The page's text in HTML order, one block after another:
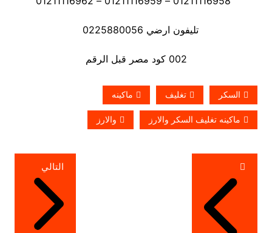
تليفون ارضي 0225880056
002 كود مصر قبل الرقم
السكر تغليف ماكينه
ماكينه تغليف السكر والارز والارز
تصفّح
المقالات
التالي